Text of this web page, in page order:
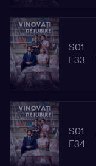
S01
E33
S01
E34